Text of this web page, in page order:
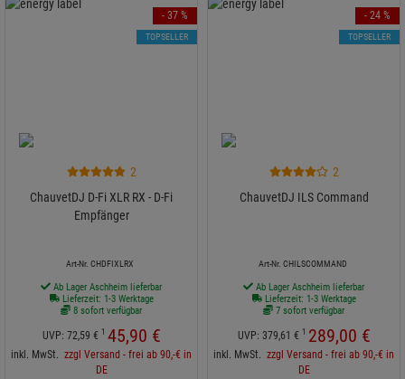
2
ChauvetDJ D-Fi XLR RX - D-Fi
Empfänger
Art-Nr. CHDFIXLRX
Ab Lager Aschheim lieferbar
Lieferzeit: 1-3 Werktage
8 sofort verfügbar
UVP: 72, 59 € 1 45,90 €
inkl. MwSt. zzgl Versand - frei ab 90,-€ in
DE
- 37 %
TOPSELLER
2
ChauvetDJ ILS Command
Art-Nr. CHILSCOMMAND
Ab Lager Aschheim lieferbar
Lieferzeit: 1-3 Werktage
7 sofort verfügbar
UVP: 379, 61 € 1 289,00 €
inkl. MwSt. zzgl Versand - frei ab 90,-€ in
DE
- 24 %
TOPSELLER